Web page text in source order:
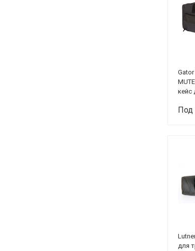
Gator
кейс
Под
для